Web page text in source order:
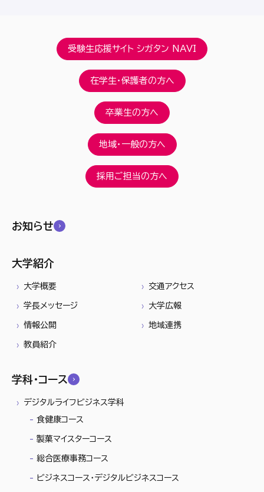
受験生応援サイト シガタン NAVI
在学生・保護者の方へ
卒業生の方へ
地域・一般の方へ
採用ご担当の方へ
お知らせ
大学紹介
大学概要 交通アクセス
学長メッセージ 大学広報
情報公開 地域連携
教員紹介
学科・コース
デジタルライフビジネス学科
食健康コース
製菓マイスターコース
総合医療事務コース
ビジネスコース・デジタルビジネスコース